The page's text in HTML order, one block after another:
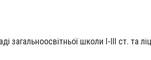
школи І-ІІІ ст. та